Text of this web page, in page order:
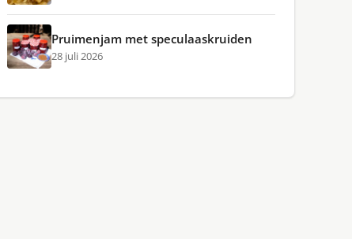
Pruimenjam met speculaaskruiden
28 juli 2026